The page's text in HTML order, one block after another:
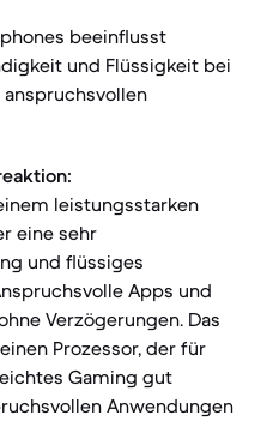
beeinflusst
und Flüssigkeit bei
leistungsstarken
eine sehr
und flüssiges
Apps und
Verzögerungen. Das
Prozessor, der für
Gaming gut
Anwendungen